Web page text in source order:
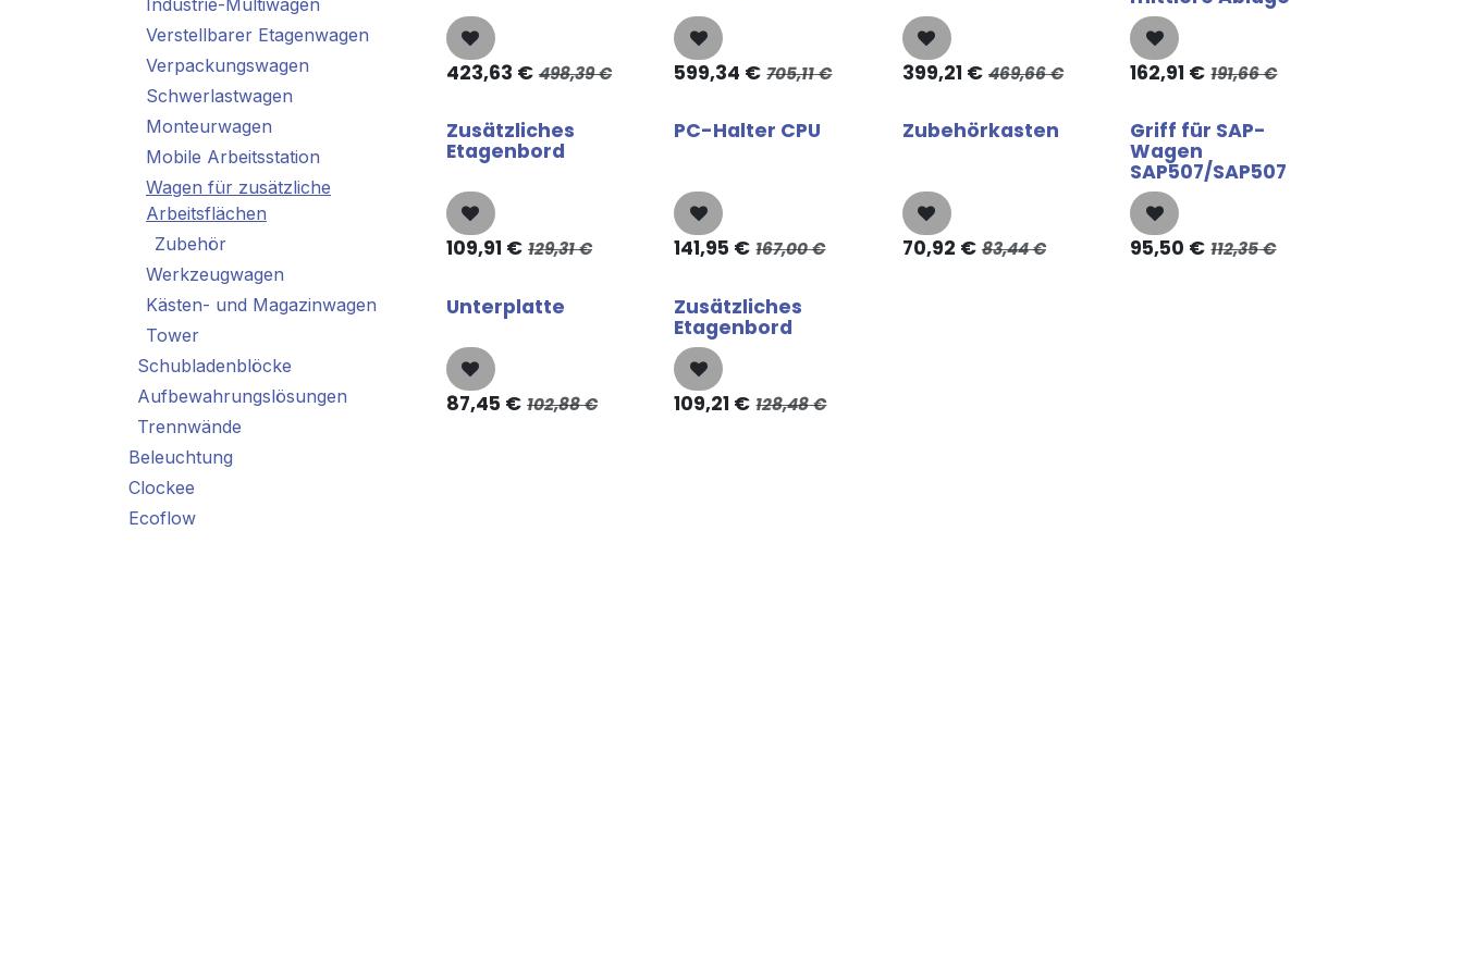
Industrie-Multiwagen
Verstellbarer Etagenwagen
Verpackungswagen
Schwerlastwagen
Monteurwagen
Mobile Arbeitsstation
Wagen für zusätzliche
Arbeitsflächen
Zubehör
Werkzeugwagen
Kästen- und Magazinwagen
Tower
Schubladenblöcke
Aufbewahrungslösungen
Trennwände
Beleuchtung
Clockee
Ecoflow
423,63 € 498,39€ 599,34 € 705,11€ 399,21 € 469,66€ 162,91 € 191,66€
Zusätzliches
Etagenbord
109,91 € 129,31€
PC-Halter CPU
141,95 € 167,00€
Zubehörkasten
70,92 € 83,44€
Griff für SAP-
Wagen
SAP507/SAP507
95,50 € 112,35€
Unterplatte
87,45 € 102,88€
Zusätzliches
Etagenbord
109,21 € 128,48€